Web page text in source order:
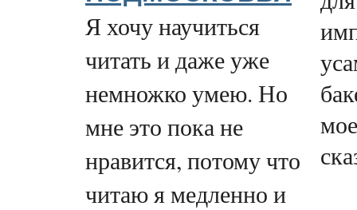
Я хочу научиться
читать и даже уже
немножко умею. Но
мне это пока не
нравится, потому что
читаю я медленно и